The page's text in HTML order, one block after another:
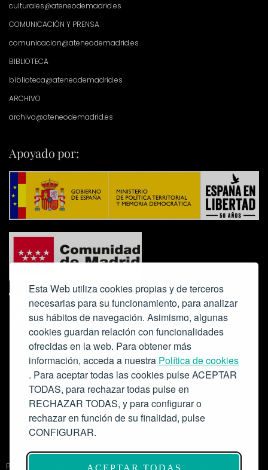
Esta Web utiliza cookies propias y de terceros
necesarias para su funcionamiento, para analizar
sus hábitos de navegación. Asimismo, algunas
cookies guardan relación con funcionalidades
ofrecidas en la web. Para obtener más
información, acceda a nuestra Política de cookies
. Para aceptar todas las cookies pulse ACEPTAR
TODAS, para rechazar todas pulse en
RECHAZAR TODAS, y para configurar o
rechazar en función de su finalidad, pulse
CONFIGURAR.
ACEPTAR TODAS
culturales@ateneodemadrid.es
COMUNICACIÓN Y PRENSA
comunicacion@ateneodemadrid.es
BIBLIOTECA
biblioteca@ateneodemadrid.es
ARCHIVO
archivo@ateneodemadrid.es
Apoyado por:
Colabora:
Proyecto de modernización de infraestructuras y digitalización del